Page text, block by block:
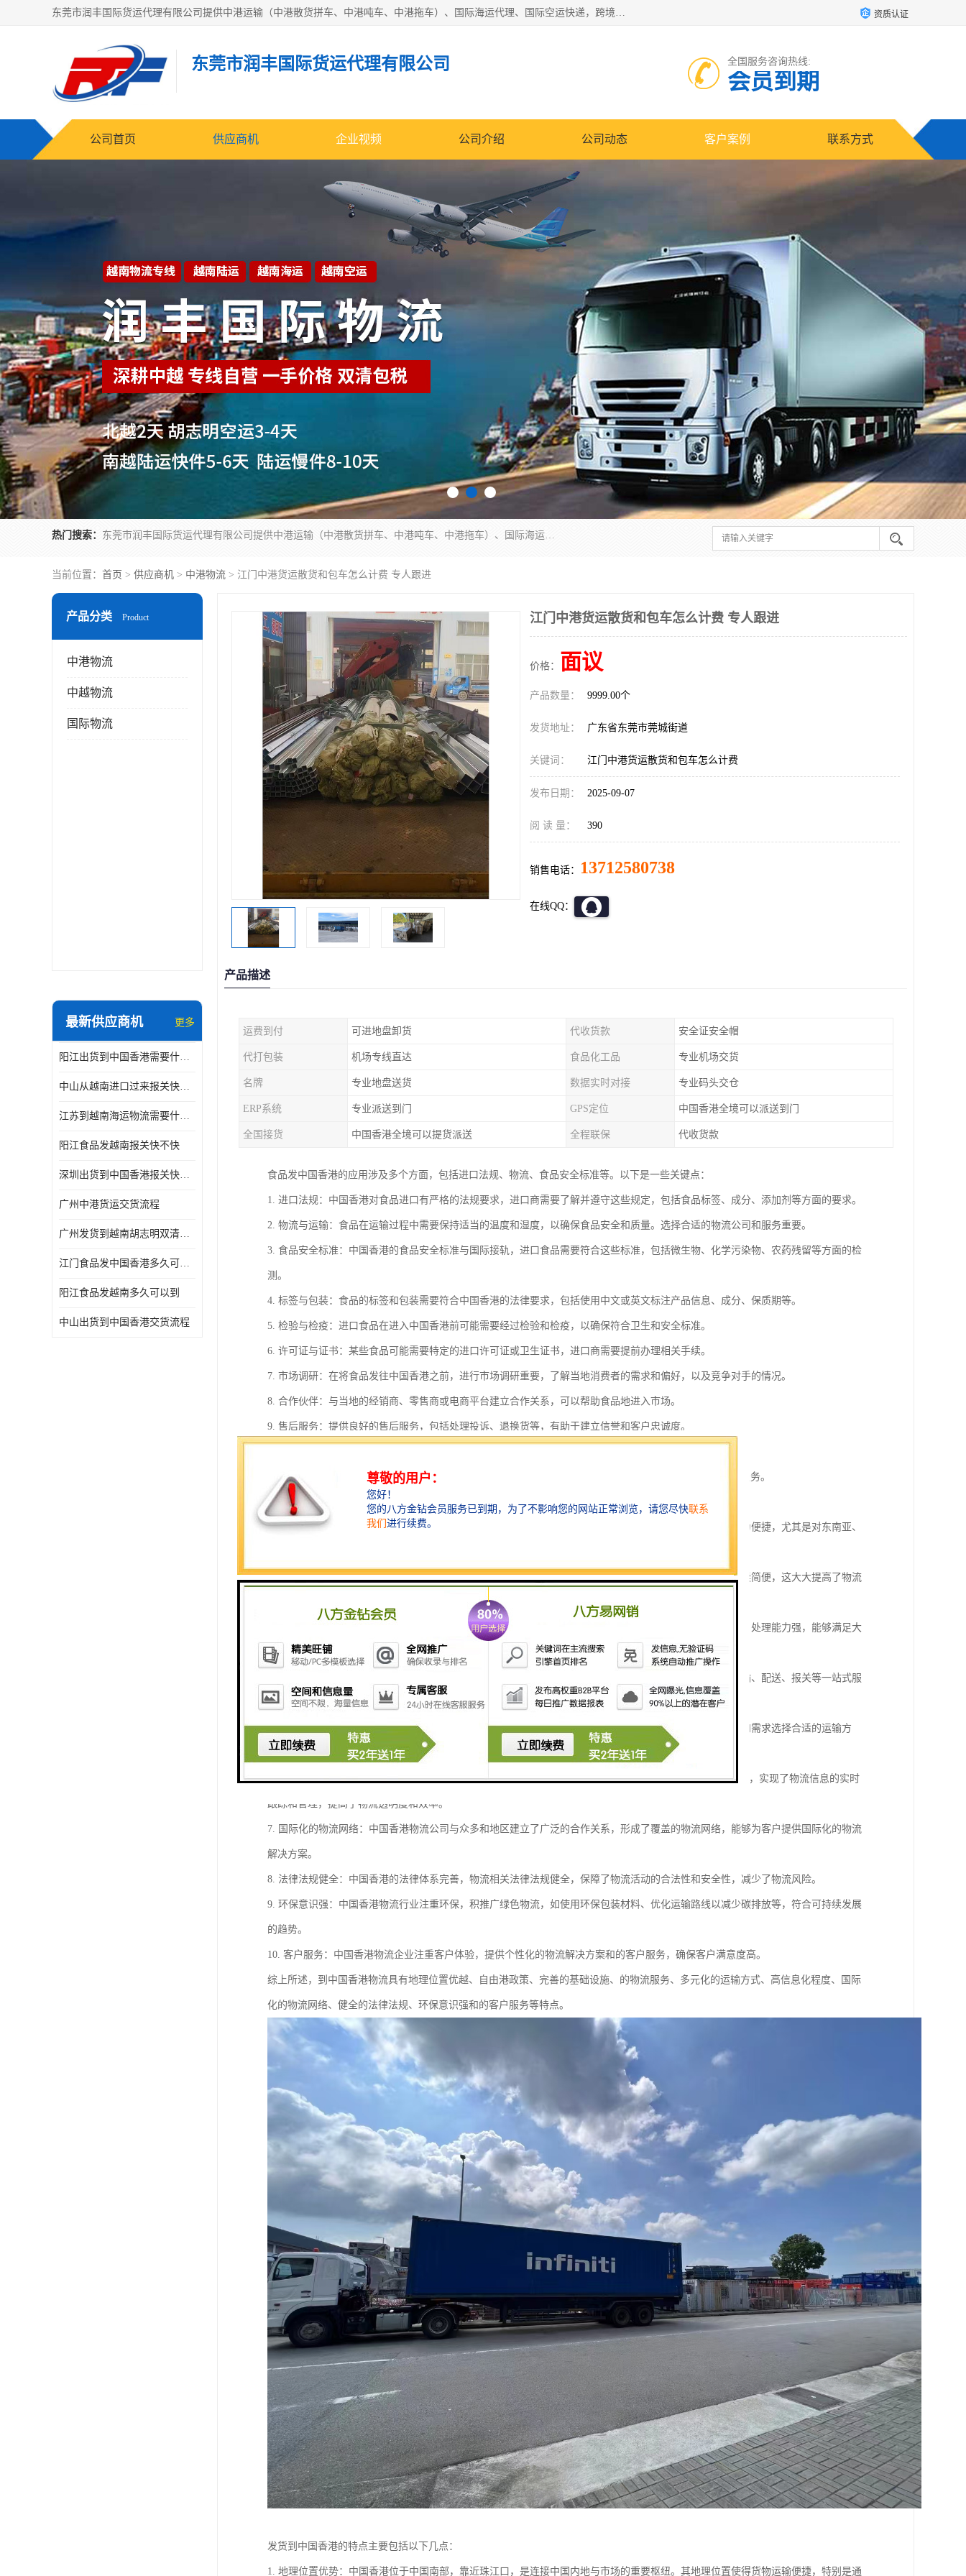
东莞市润丰国际货运代理有限公司提供中港运输（中港散货拼车、中港吨车、中港拖车）、国际海运代理、国际空运快递，跨境电商，亚马逊FBA，国内物流园服务，进出口报关，仓储，提供给客户整套运输解决方案和增值服务 资质认证
东莞市润丰国际货运代理有限公司 全国服务咨询热线:
会员到期
公司首页 供应商机 企业视频 公司介绍 公司动态 客户案例 联系方式
热门搜索： 东莞市润丰国际货运代理有限公司提供中港运输（中港散货拼车、中港吨车、中港拖车）、国际海运代理、国际空运快递，跨境电商，亚马逊FBA，国内物流园服务，进出口报关，仓储，提供给客户整套运输解决方案和增值服务
当前位置： 首页 > 供应商机 > 中港物流 > 江门中港货运散货和包车怎么计费 专人跟进
产品分类 Product
中港物流
中越物流
国际物流
最新供应商机 更多
阳江出货到中国香港需要什么条件 专线直达
中山从越南进口过来报关快不快
江苏到越南海运物流需要什么条件 一步到位
阳江食品发越南报关快不快
深圳出货到中国香港报关快不快 一手货源
广州中港货运交货流程
广州发货到越南胡志明双清需要什么文件
江门食品发中国香港多久可以到 一键发货
阳江食品发越南多久可以到
中山出货到中国香港交货流程
江门中港货运散货和包车怎么计费 专人跟进
价格： 面议
产品数量： 9999.00个
发货地址： 广东省东莞市莞城街道
关键词： 江门中港货运散货和包车怎么计费
发布日期： 2025-09-07
阅 读 量： 390
销售电话： 13712580738
在线QQ：
产品描述
运费到付 可进地盘卸货 代收货款 安全证安全帽
代打包装 机场专线直达 食品化工品 专业机场交货
名牌 专业地盘送货 数据实时对接 专业码头交仓
ERP系统 专业派送到门 GPS定位 中国香港全境可以派送到门
全国接货 中国香港全境可以提货派送 全程联保 代收货款
食品发中国香港的应用涉及多个方面，包括进口法规、物流、食品安全标准等。以下是一些关键点：
1. 进口法规：中国香港对食品进口有严格的法规要求，进口商需要了解并遵守这些规定，包括食品标签、成分、添加剂等方面的要求。
2. 物流与运输：食品在运输过程中需要保持适当的温度和湿度，以确保食品安全和质量。选择合适的物流公司和服务重要。
3. 食品安全标准：中国香港的食品安全标准与国际接轨，进口食品需要符合这些标准，包括微生物、化学污染物、农药残留等方面的检
测。
4. 标签与包装：食品的标签和包装需要符合中国香港的法律要求，包括使用中文或英文标注产品信息、成分、保质期等。
5. 检验与检疫：进口食品在进入中国香港前可能需要经过检验和检疫，以确保符合卫生和安全标准。
6. 许可证与证书：某些食品可能需要特定的进口许可证或卫生证书，进口商需要提前办理相关手续。
7. 市场调研：在将食品发往中国香港之前，进行市场调研重要，了解当地消费者的需求和偏好，以及竞争对手的情况。
8. 合作伙伴：与当地的经销商、零售商或电商平台建立合作关系，可以帮助食品地进入市场。
9. 售后服务：提供良好的售后服务，包括处理投诉、退换货等，有助于建立信誉和客户忠诚度。
总之，食品发中国香港的应用需要综合考虑多个因素，确保符合当地法规和市场要求，同时提供量的产品和服务。
到中国香港物流的特点主要包括以下几个方面：
1. 地理位置优越：中国香港位于中国南部，是连接中国内地与市场的重要枢纽。其地理位置使得物流运输更为便捷，尤其是对东南亚、
2. 自由港政策：中国香港作为自由港，实行自由贸易政策，货物进出中国香港基本不受关税限制，且通关手续简便，这大大提高了物流
3. 完善的物流基础设施：中国香港拥有的港口和机场，如中国香港国际机场和葵青货柜码头，这些设施设备，处理能力强，能够满足大
量货物的快速需求。
4. 的物流服务：中国香港的物流行业高度发达，拥有众多的物流公司和服务提供商，能够提供包括仓储、运输、配送、报关等一站式服
务，确保货物能够快速、安全地到达目的地。
5. 多元化的运输方式：中国香港物流支持多种运输方式，包括海运、空运、陆运等，客户可以根据货物特性和需求选择合适的运输方
式，灵活性高。
6. 信息化程度高：中国香港物流行业广泛应用信息技术，如电子数据交换（EDI）、物流管理系统（LMS）等，实现了物流信息的实时
跟踪和管理，提高了物流透明度和效率。
7. 国际化的物流网络：中国香港物流公司与众多和地区建立了广泛的合作关系，形成了覆盖的物流网络，能够为客户提供国际化的物流
解决方案。
8. 法律法规健全：中国香港的法律体系完善，物流相关法律法规健全，保障了物流活动的合法性和安全性，减少了物流风险。
9. 环保意识强：中国香港物流行业注重环保，积推广绿色物流，如使用环保包装材料、优化运输路线以减少碳排放等，符合可持续发展
的趋势。
10. 客户服务：中国香港物流企业注重客户体验，提供个性化的物流解决方案和的客户服务，确保客户满意度高。
综上所述，到中国香港物流具有地理位置优越、自由港政策、完善的基础设施、的物流服务、多元化的运输方式、高信息化程度、国际
化的物流网络、健全的法律法规、环保意识强和的客户服务等特点。
发货到中国香港的特点主要包括以下几点：
1. 地理位置优势：中国香港位于中国南部，靠近珠江口，是连接中国内地与市场的重要枢纽。其地理位置使得货物运输便捷，特别是通